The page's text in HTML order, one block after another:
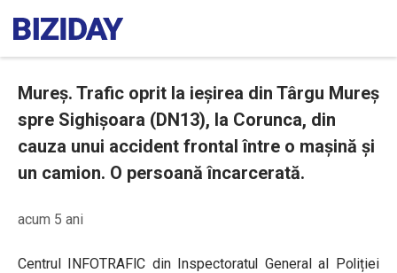
Mureș. Trafic oprit la ieșirea din Târgu Mureș
spre Sighișoara (DN13), la Corunca, din
cauza unui accident frontal între o mașină și
un camion. O persoană încarcerată.
acum 5 ani
Centrul INFOTRAFIC din Inspectoratul General al Poliției